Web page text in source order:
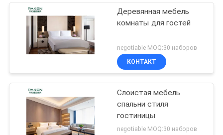
Деревянная мебель
комнаты для гостей
negotiable MOQ:30 наборов
КОНТАКТ
Слоистая мебель
спальни стиля
гостиницы
negotiable MOQ:30 наборов